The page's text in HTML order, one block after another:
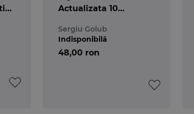
Actualizata 10
Sergiu Golub
48,00 ron
Indisponibilă